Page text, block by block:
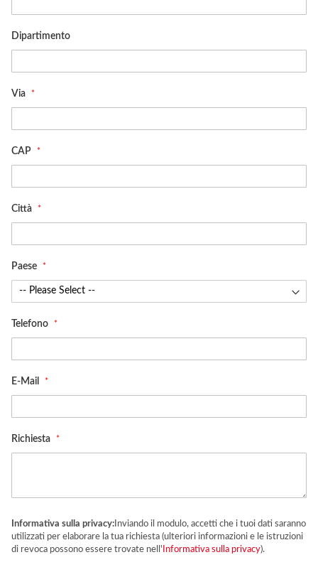
Dipartimento
Via
CAP
Città
Paese
Telefono
E-Mail
Richiesta
Informativa sulla privacy: Inviando il modulo, accetti che i tuoi dati saranno
utilizzati per elaborare la tua richiesta (ulteriori informazioni e le istruzioni
di revoca possono essere trovate nell' Informativa sulla privacy).